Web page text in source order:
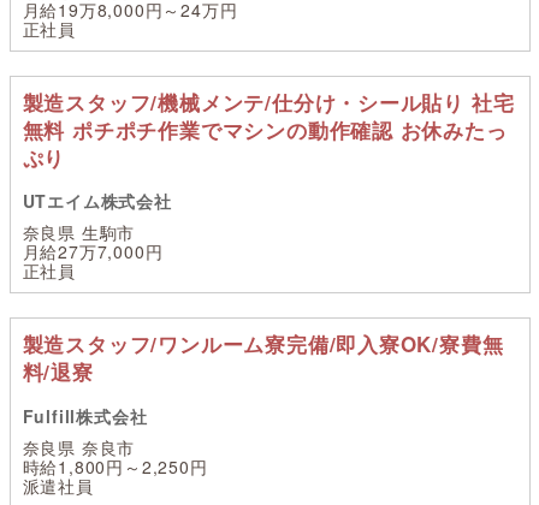
月給19万8,000円～24万円
正社員
製造スタッフ/機械メンテ/仕分け・シール貼り 社宅
無料 ポチポチ作業でマシンの動作確認 お休みたっ
ぷり
UTエイム株式会社
奈良県 生駒市
月給27万7,000円
正社員
製造スタッフ/ワンルーム寮完備/即入寮OK/寮費無
料/退寮
Fulfill株式会社
奈良県 奈良市
時給1,800円～2,250円
派遣社員